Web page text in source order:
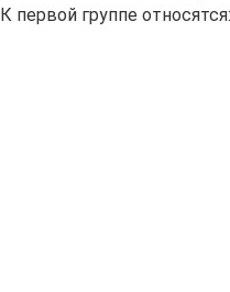
первой группе относятся: